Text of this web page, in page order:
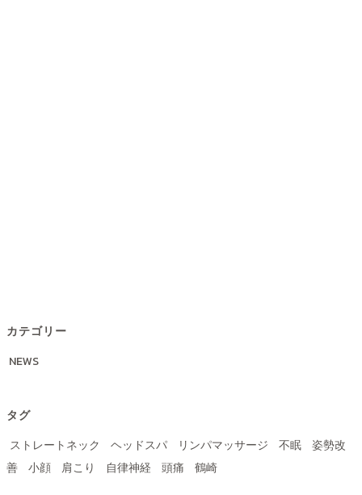
カテゴリー
NEWS
タグ
ストレートネック
ヘッドスパ リンパマッサージ 不眠
姿勢改
善
小顔 肩こり 自律神経 頭痛 鶴崎